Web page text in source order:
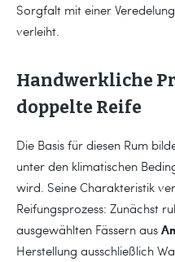
Sorgfalt mit einer
verleiht.
Handwerkliche
doppelte Reife
Die Basis für diesen Rum
unter den klimatischen
wird. Seine Charakteristik
Reifungsprozess: Zunächst
ausgewählten Fässern aus
Herstellung ausschließlich